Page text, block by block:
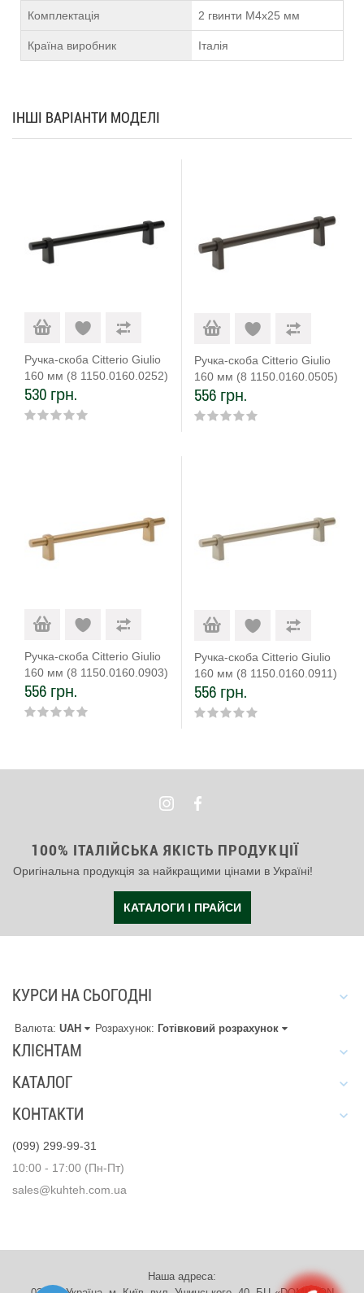
Комплектація 2 гвинти М4х25 мм
Країна виробник Італія
ІНШІ ВАРІАНТИ МОДЕЛІ
Ручка-скоба Citterio Giulio
160 мм (8 1150.0160.0252)
чорний матовий
530 грн.
Ручка-скоба Citterio Giulio
160 мм (8 1150.0160.0505)
титан
556 грн.
Ручка-скоба Citterio Giulio
160 мм (8 1150.0160.0903)
матове золото
556 грн.
Ручка-скоба Citterio Giulio
160 мм (8 1150.0160.0911)
556 грн.
100% ІТАЛІЙСЬКА ЯКІСТЬ ПРОДУКЦІЇ
Оригінальна продукція за найкращими цінами в Україні!
КАТАЛОГИ І ПРАЙСИ
КУРСИ НА СЬОГОДНІ
Валюта: UAH Розрахунок: Готівковий розрахунок
КЛІЄНТАМ
КАТАЛОГ
КОНТАКТИ
(099) 299-99-31
10:00 - 17:00 (Пн-Пт)
sales@kuhteh.com.ua
Наша адреса: